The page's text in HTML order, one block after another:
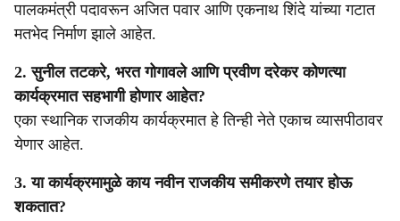
पालकमंत्री पदावरून अजित पवार आणि एकनाथ शिंदे यांच्या गटात
मतभेद निर्माण झाले आहेत.
2. सुनील तटकरे, भरत गोगावले आणि प्रवीण दरेकर कोणत्या
कार्यक्रमात सहभागी होणार आहेत?
एका स्थानिक राजकीय कार्यक्रमात हे तिन्ही नेते एकाच व्यासपीठावर
येणार आहेत.
3. या कार्यक्रमामुळे काय नवीन राजकीय समीकरणे तयार होऊ
शकतात?